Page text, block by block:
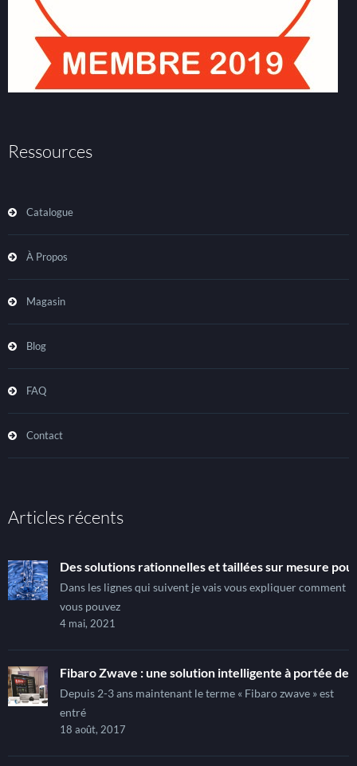
Ressources
Catalogue
À Propos
Magasin
Blog
FAQ
Contact
Articles récents
Des solutions rationnelles et taillées sur mesure
Dans les lignes qui suivent je vais vous expliquer comment
vous pouvez
4 mai, 2021
Fibaro Zwave : une solution intelligente à portée de
Depuis 2-3 ans maintenant le terme « Fibaro zwave » est
entré
18 août, 2017